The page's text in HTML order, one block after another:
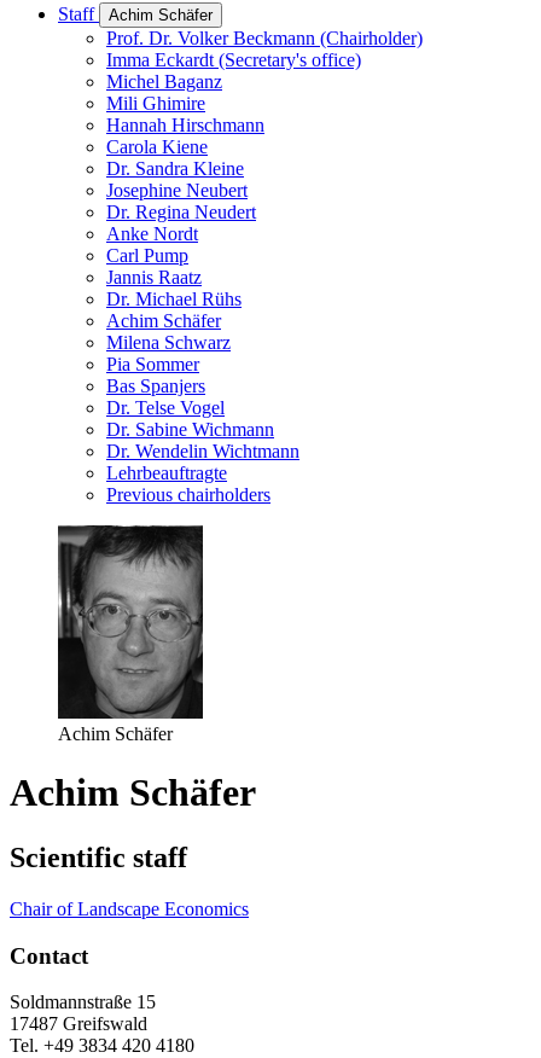
Staff Achim Schäfer
Prof. Dr. Volker Beckmann (Chairholder)
Imma Eckardt (Secretary's office)
Michel Baganz
Mili Ghimire
Hannah Hirschmann
Carola Kiene
Dr. Sandra Kleine
Josephine Neubert
Dr. Regina Neudert
Anke Nordt
Carl Pump
Jannis Raatz
Dr. Michael Rühs
Achim Schäfer
Milena Schwarz
Pia Sommer
Bas Spanjers
Dr. Telse Vogel
Dr. Sabine Wichmann
Dr. Wendelin Wichtmann
Lehrbeauftragte
Previous chairholders
Achim Schäfer
Achim Schäfer
Scientific staff
Chair of Landscape Economics
Contact
Soldmannstraße 15
17487 Greifswald
Tel. +49 3834 420 4180